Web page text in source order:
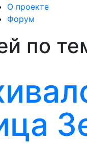
О проекте
Форум
по